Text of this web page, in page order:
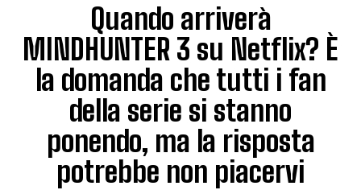
Quando arriverà
MINDHUNTER 3 su Netflix? È
la domanda che tutti i fan
della serie si stanno
ponendo, ma la risposta
potrebbe non piacervi